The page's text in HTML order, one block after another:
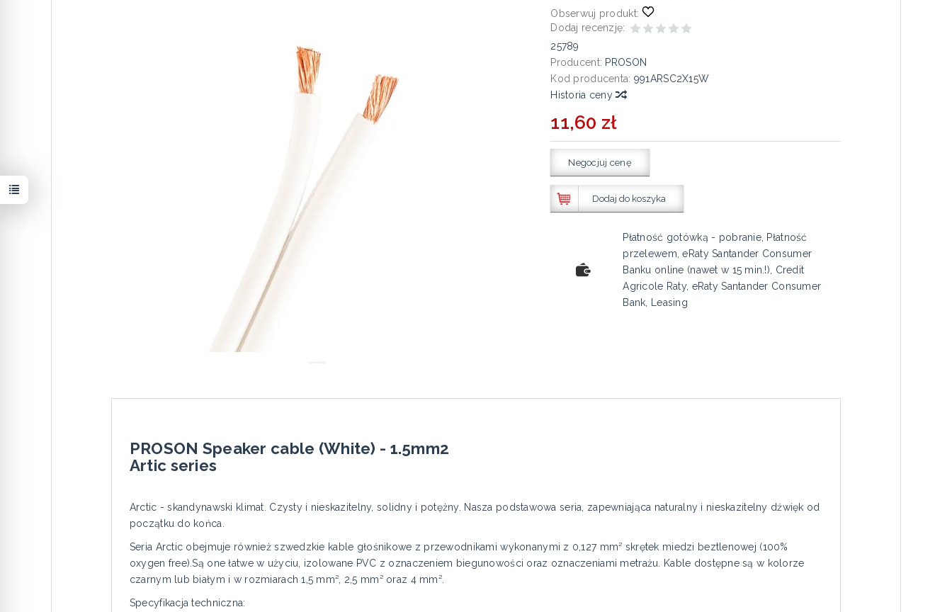
Obserwuj produkt:
Dodaj recenzję:
25789
Producent: PROSON
Kod producenta: 991ARSC2X15W
Historia ceny
11,60 zł
Negocjuj cenę
Dodaj do koszyka
Płatność gotówką - pobranie, Płatność
przelewem, eRaty Santander Consumer
Banku online (nawet w 15 min.!), Credit
Agricole Raty, eRaty Santander Consumer
Bank, Leasing
PROSON Speaker cable (White) - 1.5mm2
Artic series
Arctic - skandynawski klimat. Czysty i nieskazitelny, solidny i potężny. Nasza podstawowa seria, zapewniająca naturalny i nieskazitelny dźwięk od
początku do końca.
Seria Arctic obejmuje również szwedzkie kable głośnikowe z przewodnikami wykonanymi z 0,127 mm² skrętek miedzi beztlenowej (100%
oxygen free).Są one łatwe w użyciu, izolowane PVC z oznaczeniem biegunowości oraz oznaczeniami metrażu. Kable dostępne są w kolorze
czarnym lub białym i w rozmiarach 1,5 mm², 2,5 mm² oraz 4 mm².
Specyfikacja techniczna: